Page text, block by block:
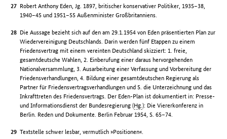
Robert Anthony Eden, Jg. 1897, britischer konservativer Politiker, 1935–38,
1940–45 und 1951–55 Außenminister Großbritanniens.
Die Aussage bezieht sich auf den am 29.1.1954 von Eden präsentierten Plan zur
Wiedervereinigung Deutschlands. Darin werden fünf Etappen zu einem
Friedensvertrag mit einem vereinten Deutschland skizziert: 1. freie,
gesamtdeutsche Wahlen, 2. Einberufung einer daraus hervorgehenden
Nationalversammlung, 3. Ausarbeitung einer Verfassung und Vorbereitung der
Friedensverhandlungen, 4. Bildung einer gesamtdeutschen Regierung als
Partner für Friedensvertragsverhandlungen und 5. die Unterzeichnung und das
Inkrafttreten des Friedensvertrags. Der Eden-Plan ist dokumentiert in: Presse-
und Informationsdienst der Bundesregierung (Hg.): Die Viererkonferenz in
Berlin. Reden und Dokumente. Berlin Februar 1954, S. 65–74.
Textstelle schwer lesbar, vermutlich »Positionen«.